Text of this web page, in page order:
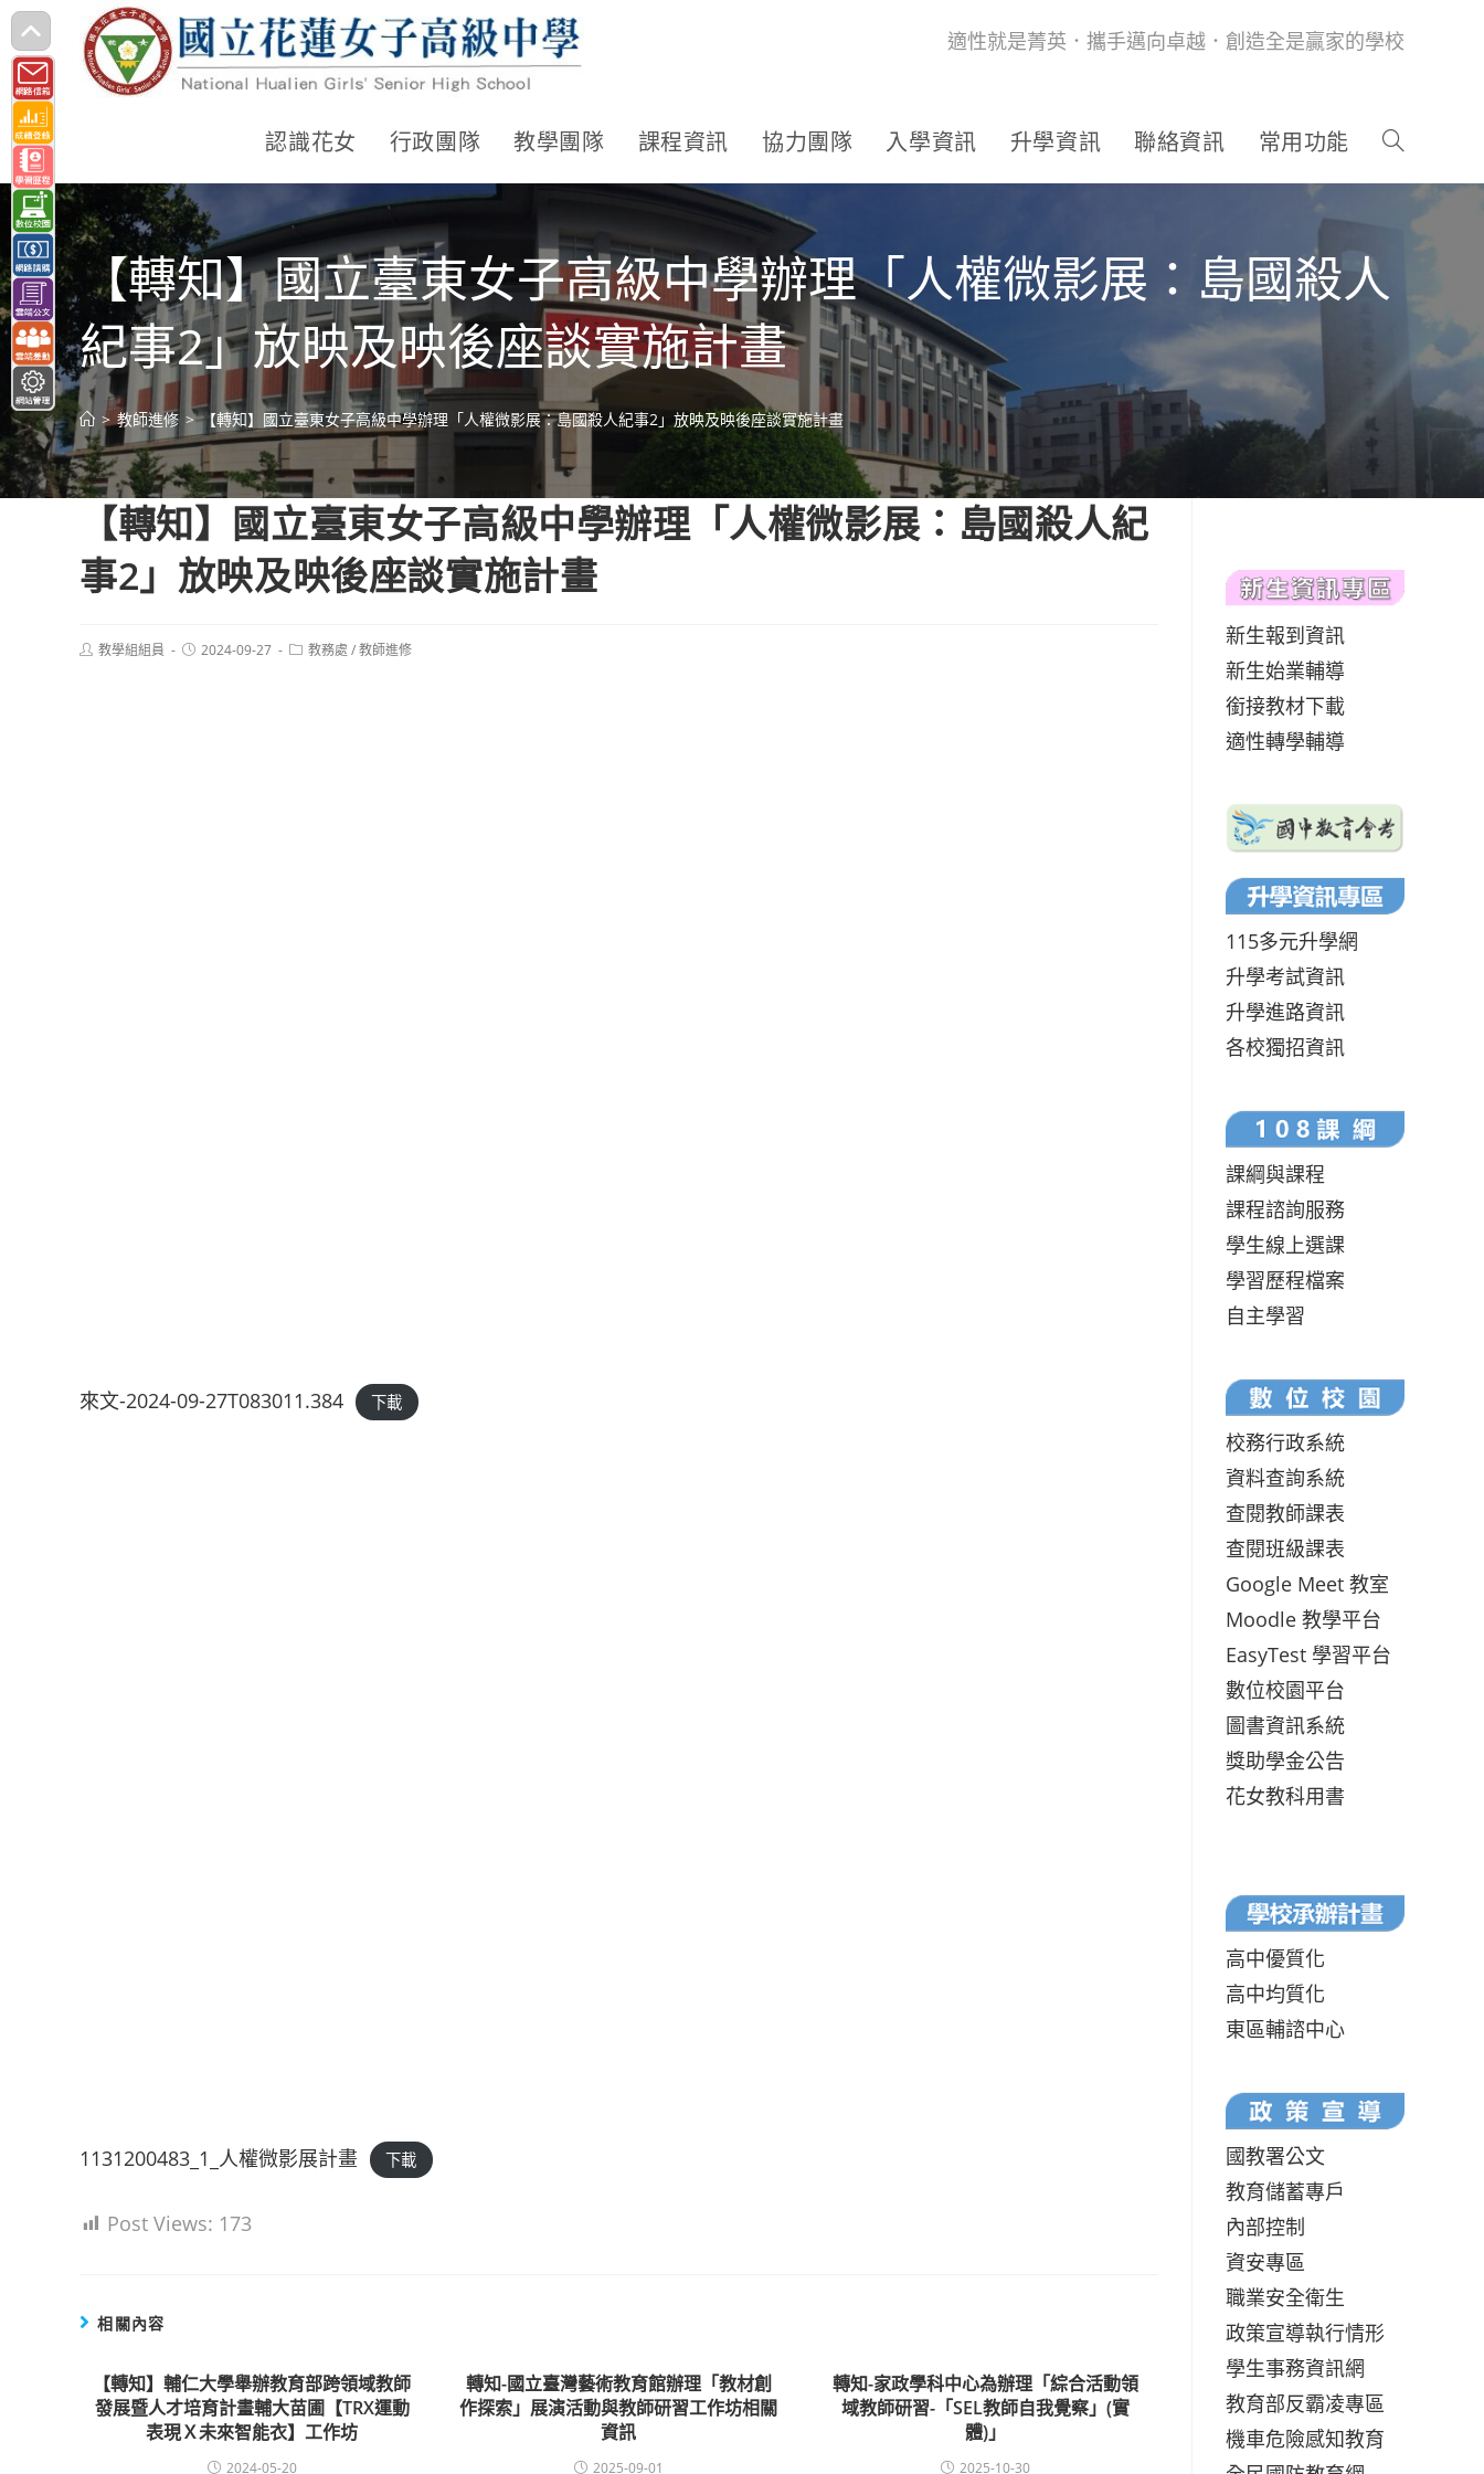
跳
轉
至
主
要
內
容
適性就是菁英．攜手邁向卓越．創造全是贏家的學校
認識花女 行政團隊 教學團隊 課程資訊 協力團隊 入學資訊 升學資訊 聯絡資訊 常用功能
【轉知】國立臺東女子高級中學辦理「人權微影展：島國殺人
紀事2」放映及映後座談實施計畫
> 教師進修 > 【轉知】國立臺東女子高級中學辦理「人權微影展：島國殺人紀事2」放映及映後座談實施計畫
【轉知】國立臺東女子高級中學辦理「人權微影展：島國殺人紀
事2」放映及映後座談實施計畫
Post教學組組員
Post2024-09-27
Post教務處 /教師進修
來文-2024-09-27T083011.384 下載
1131200483_1_人權微影展計畫 下載
Post Views: 173
相關內容
【轉知】輔仁大學舉辦教育部跨領域教師
發展暨人才培育計畫輔大苗圃【TRX運動
表現Ｘ未來智能衣】工作坊
2024-05-20
轉知-國立臺灣藝術教育館辦理「教材創
作探索」展演活動與教師研習工作坊相關
資訊
2025-09-01
轉知-家政學科中心為辦理「綜合活動領
域教師研習-「SEL教師自我覺察」(實
體)」
2025-10-30
新生報到資訊
新生始業輔導
銜接教材下載
適性轉學輔導
115多元升學網
升學考試資訊
升學進路資訊
各校獨招資訊
課綱與課程
課程諮詢服務
學生線上選課
學習歷程檔案
自主學習
校務行政系統
資料查詢系統
查閱教師課表
查閱班級課表
Google Meet 教室
Moodle 教學平台
EasyTest 學習平台
數位校園平台
圖書資訊系統
獎助學金公告
花女教科用書
高中優質化
高中均質化
東區輔諮中心
國教署公文
教育儲蓄專戶
內部控制
資安專區
職業安全衛生
政策宣導執行情形
學生事務資訊網
教育部反霸凌專區
機車危險感知教育